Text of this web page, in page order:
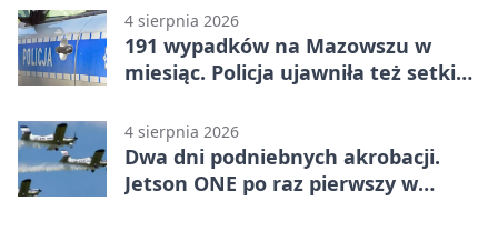
4 sierpnia 2026
191 wypadków na Mazowszu w
miesiąc. Policja ujawniła też setki
4 sierpnia 2026
Dwa dni podniebnych akrobacji.
Jetson ONE po raz pierwszy w